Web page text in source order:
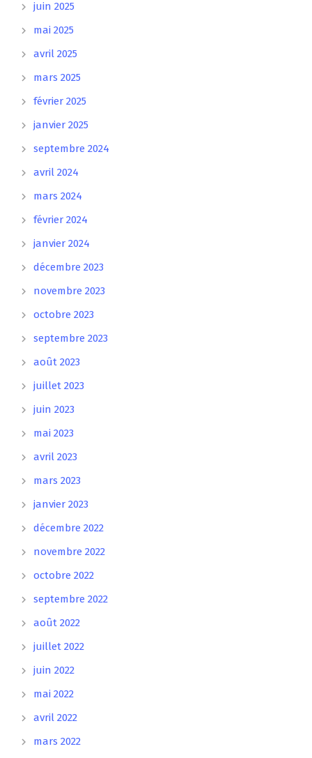
juin 2025
mai 2025
avril 2025
mars 2025
février 2025
janvier 2025
septembre 2024
avril 2024
mars 2024
février 2024
janvier 2024
décembre 2023
novembre 2023
octobre 2023
septembre 2023
août 2023
juillet 2023
juin 2023
mai 2023
avril 2023
mars 2023
janvier 2023
décembre 2022
novembre 2022
octobre 2022
septembre 2022
août 2022
juillet 2022
juin 2022
mai 2022
avril 2022
mars 2022